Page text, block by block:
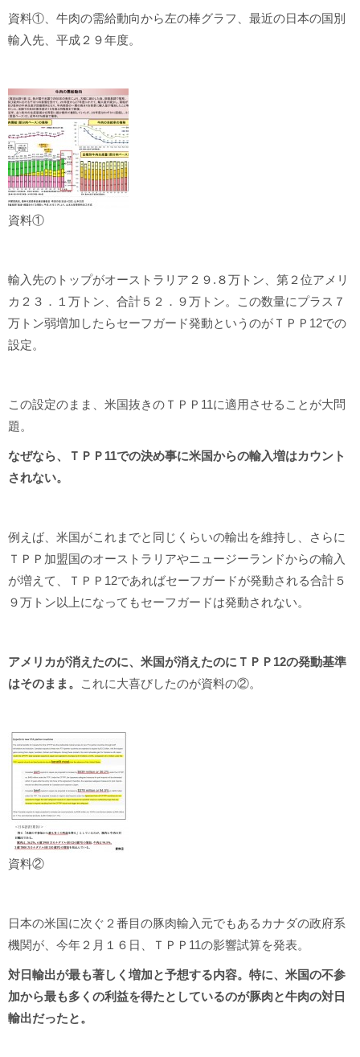
資料①、牛肉の需給動向から左の棒グラフ、最近の日本の国別
輸入先、平成２９年度。
資料①
輸入先のトップがオーストラリア２９.８万トン、第２位アメリ
カ２３．１万トン、合計５２．９万トン。この数量にプラス７
万トン弱増加したらセーフガード発動というのがＴＰＰ12での
設定。
この設定のまま、米国抜きのＴＰＰ11に適用させることが大問
題。
なぜなら、ＴＰＰ11での決め事に米国からの輸入増はカウント
されない。
例えば、米国がこれまでと同じくらいの輸出を維持し、さらに
ＴＰＰ加盟国のオーストラリアやニュージーランドからの輸入
が増えて、ＴＰＰ12であればセーフガードが発動される合計５
９万トン以上になってもセーフガードは発動されない。
アメリカが消えたのに、米国が消えたのにＴＰＰ12の発動基準
はそのまま。
これに大喜びしたのが資料の②。
資料②
日本の米国に次ぐ２番目の豚肉輸入元でもあるカナダの政府系
機関が、今年２月１６日、ＴＰＰ11の影響試算を発表。
対日輸出が最も著しく増加と予想する内容。特に、米国の不参
加から最も多くの利益を得たとしているのが豚肉と牛肉の対日
輸出だったと。